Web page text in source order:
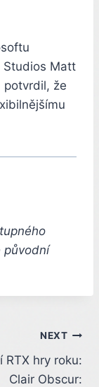
Studios Matt
potvrdil, že
původní
NEXT
RTX hry roku:
Clair Obscur: